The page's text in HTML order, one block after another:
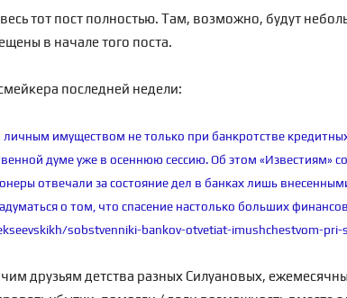
тот пост полностью. Там, возможно, будут
в начале того поста.
последней недели:
имуществом не только при банкротстве
думе уже в осеннюю сессию. Об этом «Известиям»
отвечали за состояние дел в банках лишь
о том, что спасение настолько больших
sobstvenniki-bankov-otvetiat-imushchestvom-pri-
друзьям детства разных Силуановых,